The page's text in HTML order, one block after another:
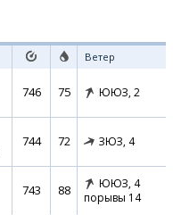
Ветер
746 75 ЮЮЗ, 2
744 72 ЗЮЗ, 4
743 88 ЮЮЗ, 4
порывы 14